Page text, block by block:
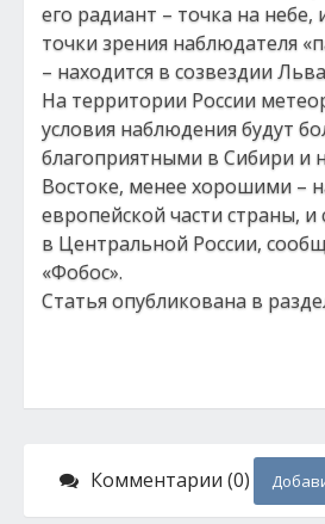
его радиант – точка на небе,
точки зрения наблюдателя
– находится в созвездии
На территории России
условия наблюдения будут
благоприятными в Сибири и
Востоке, менее хорошими –
европейской части страны,
в Центральной России,
«Фобос».
Статья опубликована в
Комментарии (0)